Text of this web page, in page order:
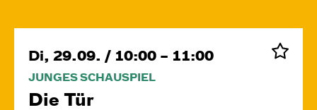
Di, 29.09. / 10:00 – 11:00
JUNGES SCHAUSPIEL
Die Tür